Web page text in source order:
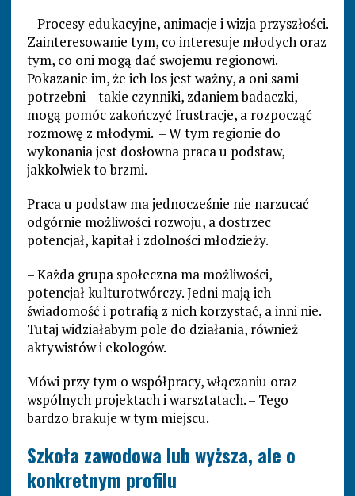
– Procesy edukacyjne, animacje i wizja przyszłości.
Zainteresowanie tym, co interesuje młodych oraz
tym, co oni mogą dać swojemu regionowi.
Pokazanie im, że ich los jest ważny, a oni sami
potrzebni – takie czynniki, zdaniem badaczki,
mogą pomóc zakończyć frustracje, a rozpocząć
rozmowę z młodymi. – W tym regionie do
wykonania jest dosłowna praca u podstaw,
jakkolwiek to brzmi.
Praca u podstaw ma jednocześnie nie narzucać
odgórnie możliwości rozwoju, a dostrzec
potencjał, kapitał i zdolności młodzieży.
– Każda grupa społeczna ma możliwości,
potencjał kulturotwórczy. Jedni mają ich
świadomość i potrafią z nich korzystać, a inni nie.
Tutaj widziałabym pole do działania, również
aktywistów i ekologów.
Mówi przy tym o współpracy, włączaniu oraz
wspólnych projektach i warsztatach. – Tego
bardzo brakuje w tym miejscu.
Szkoła zawodowa lub wyższa, ale o
konkretnym profilu